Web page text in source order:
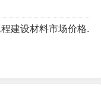
建设材料市场价格.